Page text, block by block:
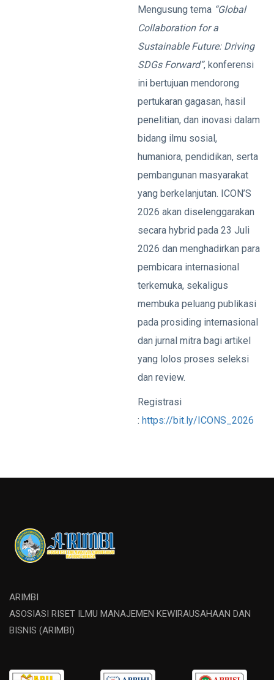
Mengusung tema “Global
Collaboration for a
Sustainable Future: Driving
SDGs Forward”, konferensi
ini bertujuan mendorong
pertukaran gagasan, hasil
penelitian, dan inovasi dalam
bidang ilmu sosial,
humaniora, pendidikan, serta
pembangunan masyarakat
yang berkelanjutan. ICON’S
2026 akan diselenggarakan
secara hybrid pada 23 Juli
2026 dan menghadirkan para
pembicara internasional
terkemuka, sekaligus
membuka peluang publikasi
pada prosiding internasional
dan jurnal mitra bagi artikel
yang lolos proses seleksi
dan review.
Registrasi
: https://bit.ly/ICONS_2026
ARIMBI
ASOSIASI RISET ILMU MANAJEMEN KEWIRAUSAHAAN DAN
BISNIS (ARIMBI)